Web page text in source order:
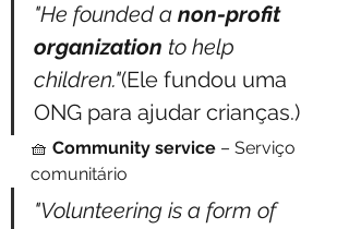
"He founded a non-profit
organization to help
children."(Ele fundou uma
ONG para ajudar crianças.)
🧺 Community service – Serviço
comunitário
"Volunteering is a form of